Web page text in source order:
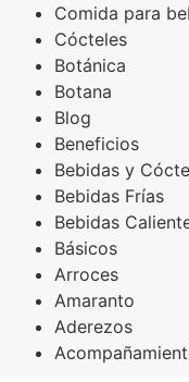
Comida para
Cócteles
Botánica
Botana
Blog
Beneficios
Bebidas y
Bebidas Frías
Bebidas
Básicos
Arroces
Amaranto
Aderezos